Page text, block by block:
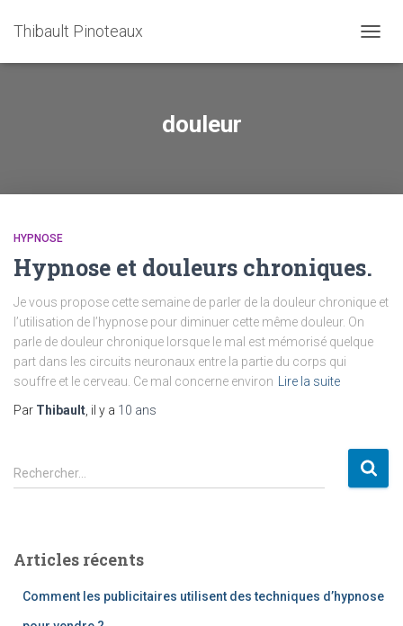
Thibault Pinoteaux
douleur
HYPNOSE
Hypnose et douleurs chroniques.
Je vous propose cette semaine de parler de la douleur chronique et
l’utilisation de l’hypnose pour diminuer cette même douleur. On
parle de douleur chronique lorsque le mal est mémorisé quelque
part dans les circuits neuronaux entre la partie du corps qui
souffre et le cerveau. Ce mal concerne environ
Lire la suite
Par Thibault , il y a 10 ans
R
e
r
Rechercher…
Articles récents
Comment les publicitaires utilisent des techniques d’hypnose